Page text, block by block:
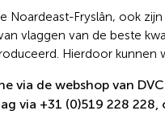
Noardeast-Fryslân, ook
vlaggen van de beste
Hierdoor kunnen
via de webshop van
via +31 (0)519 228